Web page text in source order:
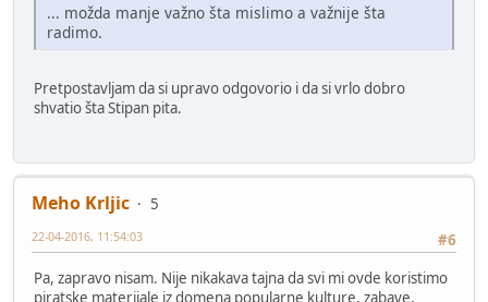
... možda manje važno šta mislimo a važnije šta
radimo.
Pretpostavljam da si upravo odgovorio i da si vrlo dobro
shvatio šta Stipan pita.
Meho Krljic
5
#6
22-04-2016, 11:54:03
Pa, zapravo nisam. Nije nikakava tajna da svi mi ovde koristimo
piratske materijale iz domena popularne kulture, zabave,